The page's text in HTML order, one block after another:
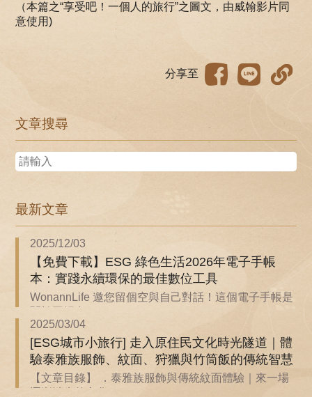
（本篇之“享受吧！一個人的旅行”之圖文，由威翰影片同
意使用)
分享至
文章搜尋
最新文章
2025/12/03
【免費下載】ESG 綠色生活2026年電子手帳
本：實踐永續環保的最佳數位工具
WonannLife 邀您留個空與自己對話！這個電子手帳是
2025/03/04
[ESG城市小旅行] 走入原住民文化時光隧道｜體
驗泰雅族服飾、紋面、狩獵與竹筒飯的傳統智慧
【文章目錄】 ．泰雅族服飾與傳統紋面體驗｜來一場